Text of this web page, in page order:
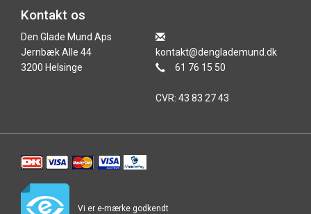
Kontakt os
Den Glade Mund Aps
Jernbæk Alle 44
3200 Helsinge
kontakt@denglademund.dk
61 76 15 50
CVR: 43 83 27 43
Vi er e-mærke godkendt